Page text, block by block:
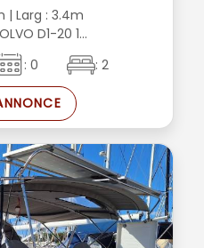
| Larg : 3.4m
D1-20 1...
: 0 : 2